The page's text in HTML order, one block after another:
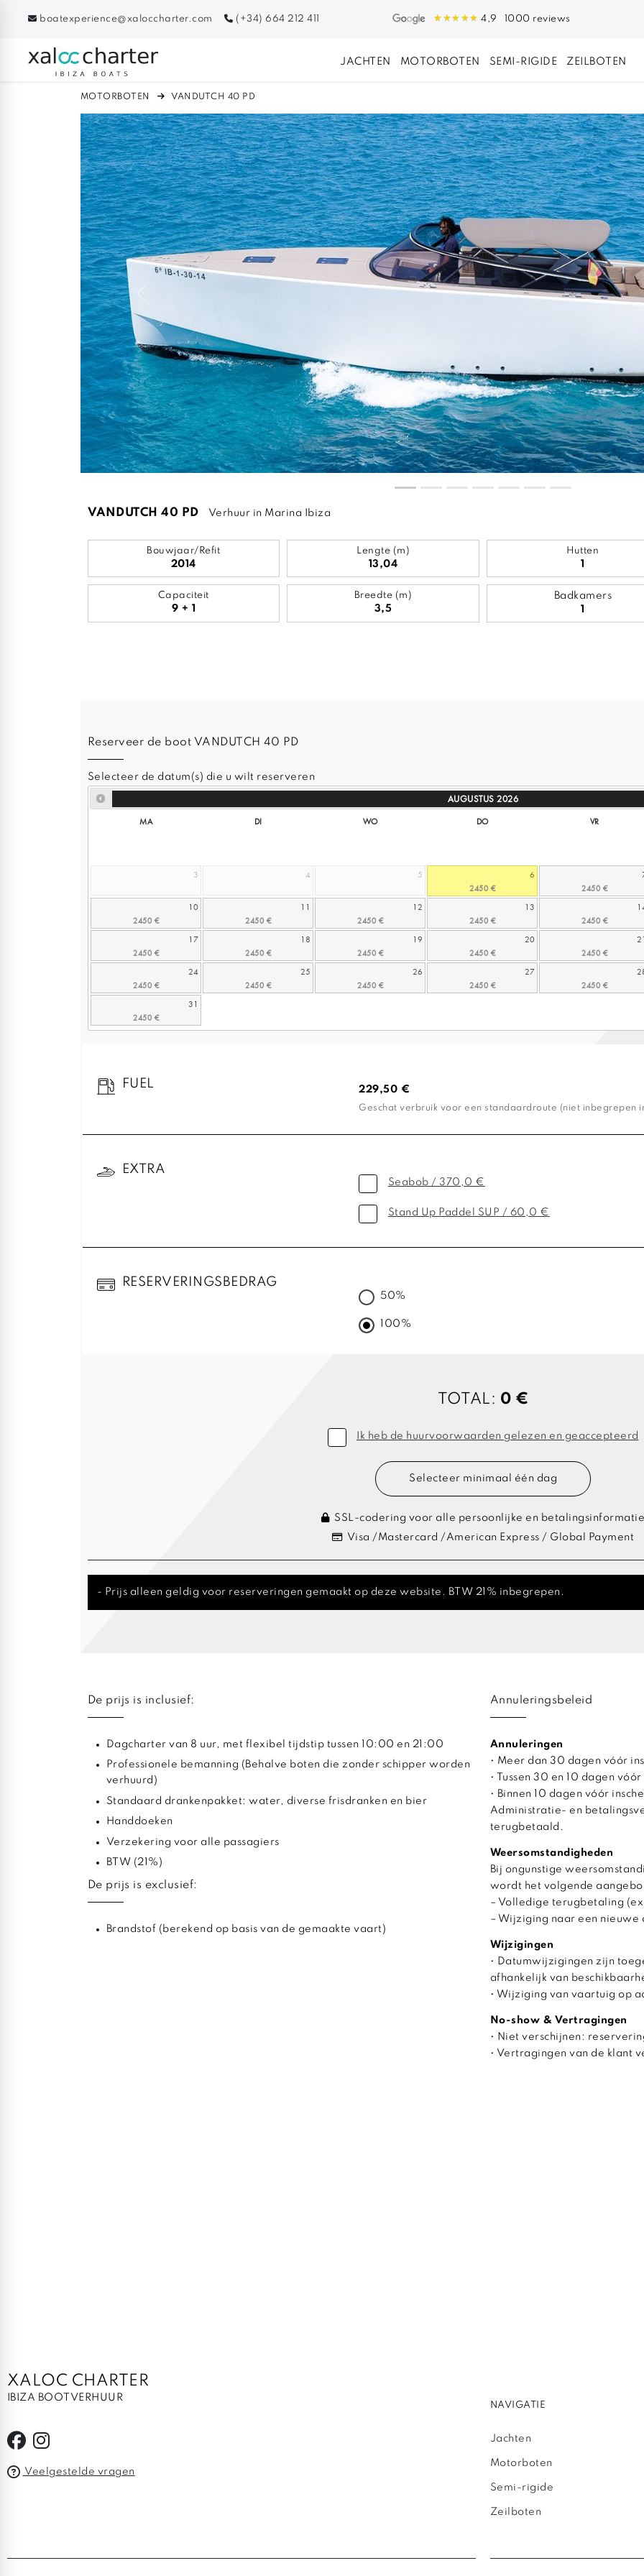
boatexperience@xaloccharter.com (+34) 664 212 411 4,9 1000 reviews
JACHTEN MOTORBOTEN SEMI-RIGIDE ZEILBOTEN
MOTORBOTEN VANDUTCH 40 PD
VANDUTCH 40 PD Verhuur in Marina Ibiza
Bouwjaar/Refit
2014
Lengte (m)
13,04
Hutten
1
Capaciteit
9 + 1
Breedte (m)
3,5
Badkamers
1
Reserveer de boot VANDUTCH 40 PD
Selecteer de datum(s) die u wilt reserveren
AUGUSTUS 2026
MA DI WO DO VR
3 4 5 6
10 11 12 13
17 18 19 20
24 25 26 27
31
FUEL 229,50 €
Geschat verbruik voor een standaardroute (niet inbegrepen
EXTRA
Seabob / 370,0 €
Stand Up Paddel SUP / 60,0 €
RESERVERINGSBEDRAG
50%
100%
TOTAL: 0 €
Ik heb de huurvoorwaarden gelezen en geaccepteerd
Selecteer minimaal één dag
SSL-codering voor alle persoonlijke en
Visa /Mastercard /American Express / Global Payment
- Prijs alleen geldig voor reserveringen gemaakt op deze website. BTW 21% inbegrepen.
De prijs is inclusief:
Dagcharter van 8 uur, met flexibel tijdstip tussen 10:00 en 21:00
Professionele bemanning (Behalve boten die zonder schipper worden
verhuurd)
Standaard drankenpakket: water, diverse frisdranken en bier
Handdoeken
Verzekering voor alle passagiers
BTW (21%)
De prijs is exclusief:
Brandstof (berekend op basis van de gemaakte vaart)
Annuleringsbeleid
Annuleringen
• Meer dan 30 dagen vóór
• Tussen 30 en 10 dagen
• Binnen 10 dagen vóór
Administratie- en
terugbetaald.
Weersomstandigheden
Bij ongunstige
wordt het volgende
– Volledige terugbetaling
– Wijziging naar een
Wijzigingen
• Datumwijzigingen zijn
afhankelijk van
• Wijziging van vaartuig op
No-show & Vertragingen
• Niet verschijnen:
• Vertragingen van de klant
XALOC CHARTER
IBIZA BOOTVERHUUR
Veelgestelde vragen
NAVIGATIE
Jachten
Motorboten
Semi-rigide
Zeilboten